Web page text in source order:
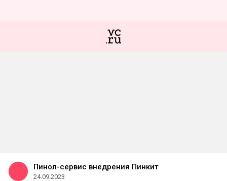
Пинол-сервис внедрения Пинкит
24.09.2023